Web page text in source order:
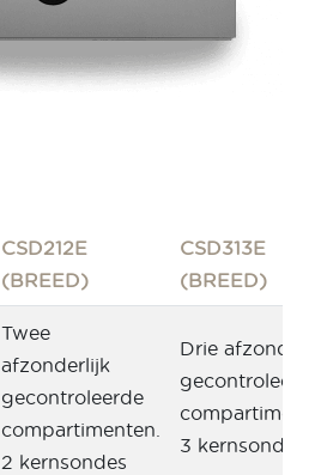
CSD212E
(BREED)
CSD313E
(BREED)
Twee
afzonderlijk
gecontroleerde
compartimenten.
2 kernsondes
Drie
gecontroleerde
3 kernsondes